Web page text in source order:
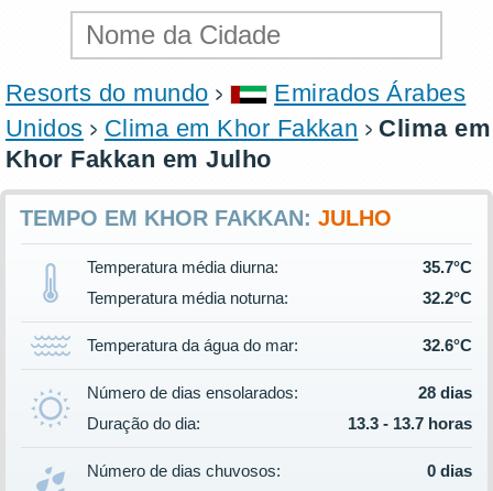
Resorts do mundo
Emirados Árabes
Unidos
Clima em Khor Fakkan
Clima em
Khor Fakkan em Julho
TEMPO EM KHOR FAKKAN: JULHO
Temperatura média diurna:
35.7°C
Temperatura média noturna:
32.2°C
Temperatura da água do mar: 32.6°C
Número de dias ensolarados:
28 dias
Duração do dia:
13.3 - 13.7 horas
Número de dias chuvosos:
0 dias